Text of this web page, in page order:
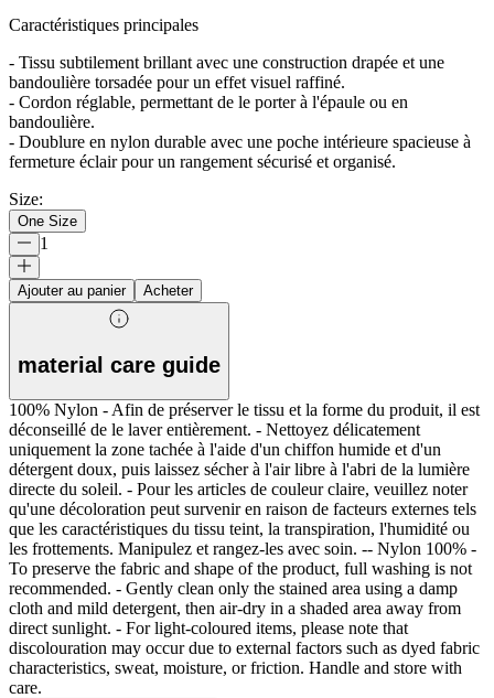
Caractéristiques principales
- Tissu subtilement brillant avec une construction drapée et une
bandoulière torsadée pour un effet visuel raffiné.
- Cordon réglable, permettant de le porter à l'épaule ou en
bandoulière.
- Doublure en nylon durable avec une poche intérieure spacieuse à
fermeture éclair pour un rangement sécurisé et organisé.
Size:
One Size
1
Ajouter au panier Acheter
material care guide
100% Nylon - Afin de préserver le tissu et la forme du produit, il est
déconseillé de le laver entièrement. - Nettoyez délicatement
uniquement la zone tachée à l'aide d'un chiffon humide et d'un
détergent doux, puis laissez sécher à l'air libre à l'abri de la lumière
directe du soleil. - Pour les articles de couleur claire, veuillez noter
qu'une décoloration peut survenir en raison de facteurs externes tels
que les caractéristiques du tissu teint, la transpiration, l'humidité ou
les frottements. Manipulez et rangez-les avec soin. -- Nylon 100% -
To preserve the fabric and shape of the product, full washing is not
recommended. - Gently clean only the stained area using a damp
cloth and mild detergent, then air-dry in a shaded area away from
direct sunlight. - For light-coloured items, please note that
discolouration may occur due to external factors such as dyed fabric
characteristics, sweat, moisture, or friction. Handle and store with
care.